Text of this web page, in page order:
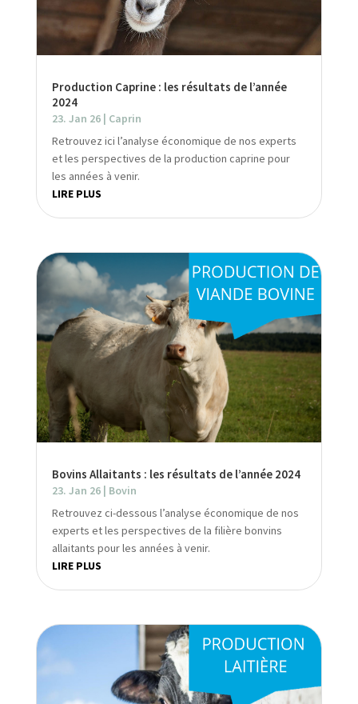
Production Caprine : les résultats de l’année
2024
23. Jan 26| Caprin
Retrouvez ici l’analyse économique de nos experts
et les perspectives de la production caprine pour
les années à venir.
LIRE PLUS
Bovins Allaitants : les résultats de l’année 2024
23. Jan 26| Bovin
Retrouvez ci-dessous l’analyse économique de nos
experts et les perspectives de la filière bonvins
allaitants pour les années à venir.
LIRE PLUS